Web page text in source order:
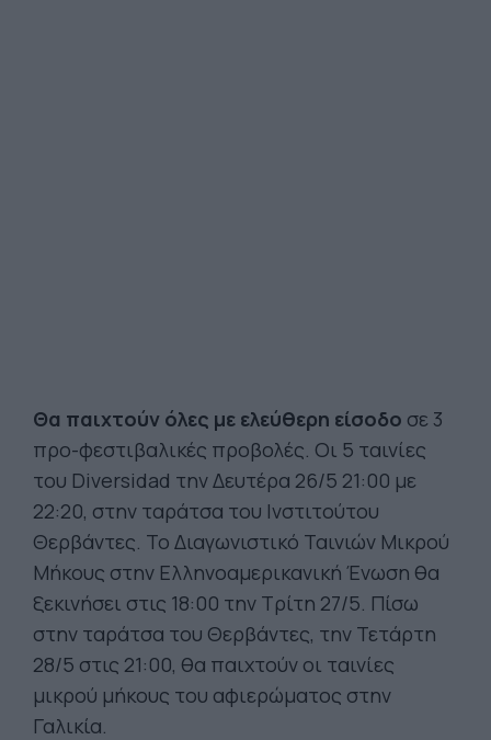
Θα παιχτούν όλες με ελεύθερη είσοδο σε 3
προ-φεστιβαλικές προβολές. Οι 5 ταινίες
του Diversidad την Δευτέρα 26/5 21:00 με
22:20, στην ταράτσα του Ινστιτούτου
Θερβάντες. Το Διαγωνιστικό Ταινιών Μικρού
Μήκους στην Ελληνοαμερικανική Ένωση θα
ξεκινήσει στις 18:00 την Τρίτη 27/5. Πίσω
στην ταράτσα του Θερβάντες, την Τετάρτη
28/5 στις 21:00, θα παιχτούν οι ταινίες
μικρού μήκους του αφιερώματος στην
Γαλικία.